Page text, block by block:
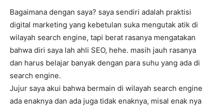
Bagaimana dengan saya? saya sendiri adalah praktisi
digital marketing yang kebetulan suka mengutak atik di
wilayah search engine, tapi berat rasanya mengatakan
bahwa diri saya lah ahli SEO, hehe. masih jauh rasanya
dan harus belajar banyak dengan para suhu yang ada di
search engine.
Jujur saya akui bahwa bermain di wilayah search engine
ada enaknya dan ada juga tidak enaknya, misal enak nya